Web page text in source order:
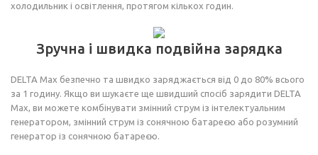
холодильник і освітлення, протягом кількох годин.
Зручна і швидка подвійна зарядка
DELTA Max безпечно та швидко заряджається від 0 до 80% всього
за 1 годину. Якщо ви шукаєте ще швидший спосіб зарядити DELTA
Max, ви можете комбінувати змінний струм із інтелектуальним
генератором, змінний струм із сонячною батареєю або розумний
генератор із сонячною батареєю.